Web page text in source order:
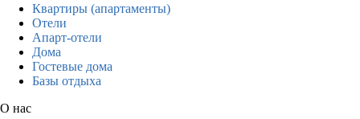
Квартиры (апартаменты)
Отели
Апарт-отели
Дома
Гостевые дома
Базы отдыха
О нас